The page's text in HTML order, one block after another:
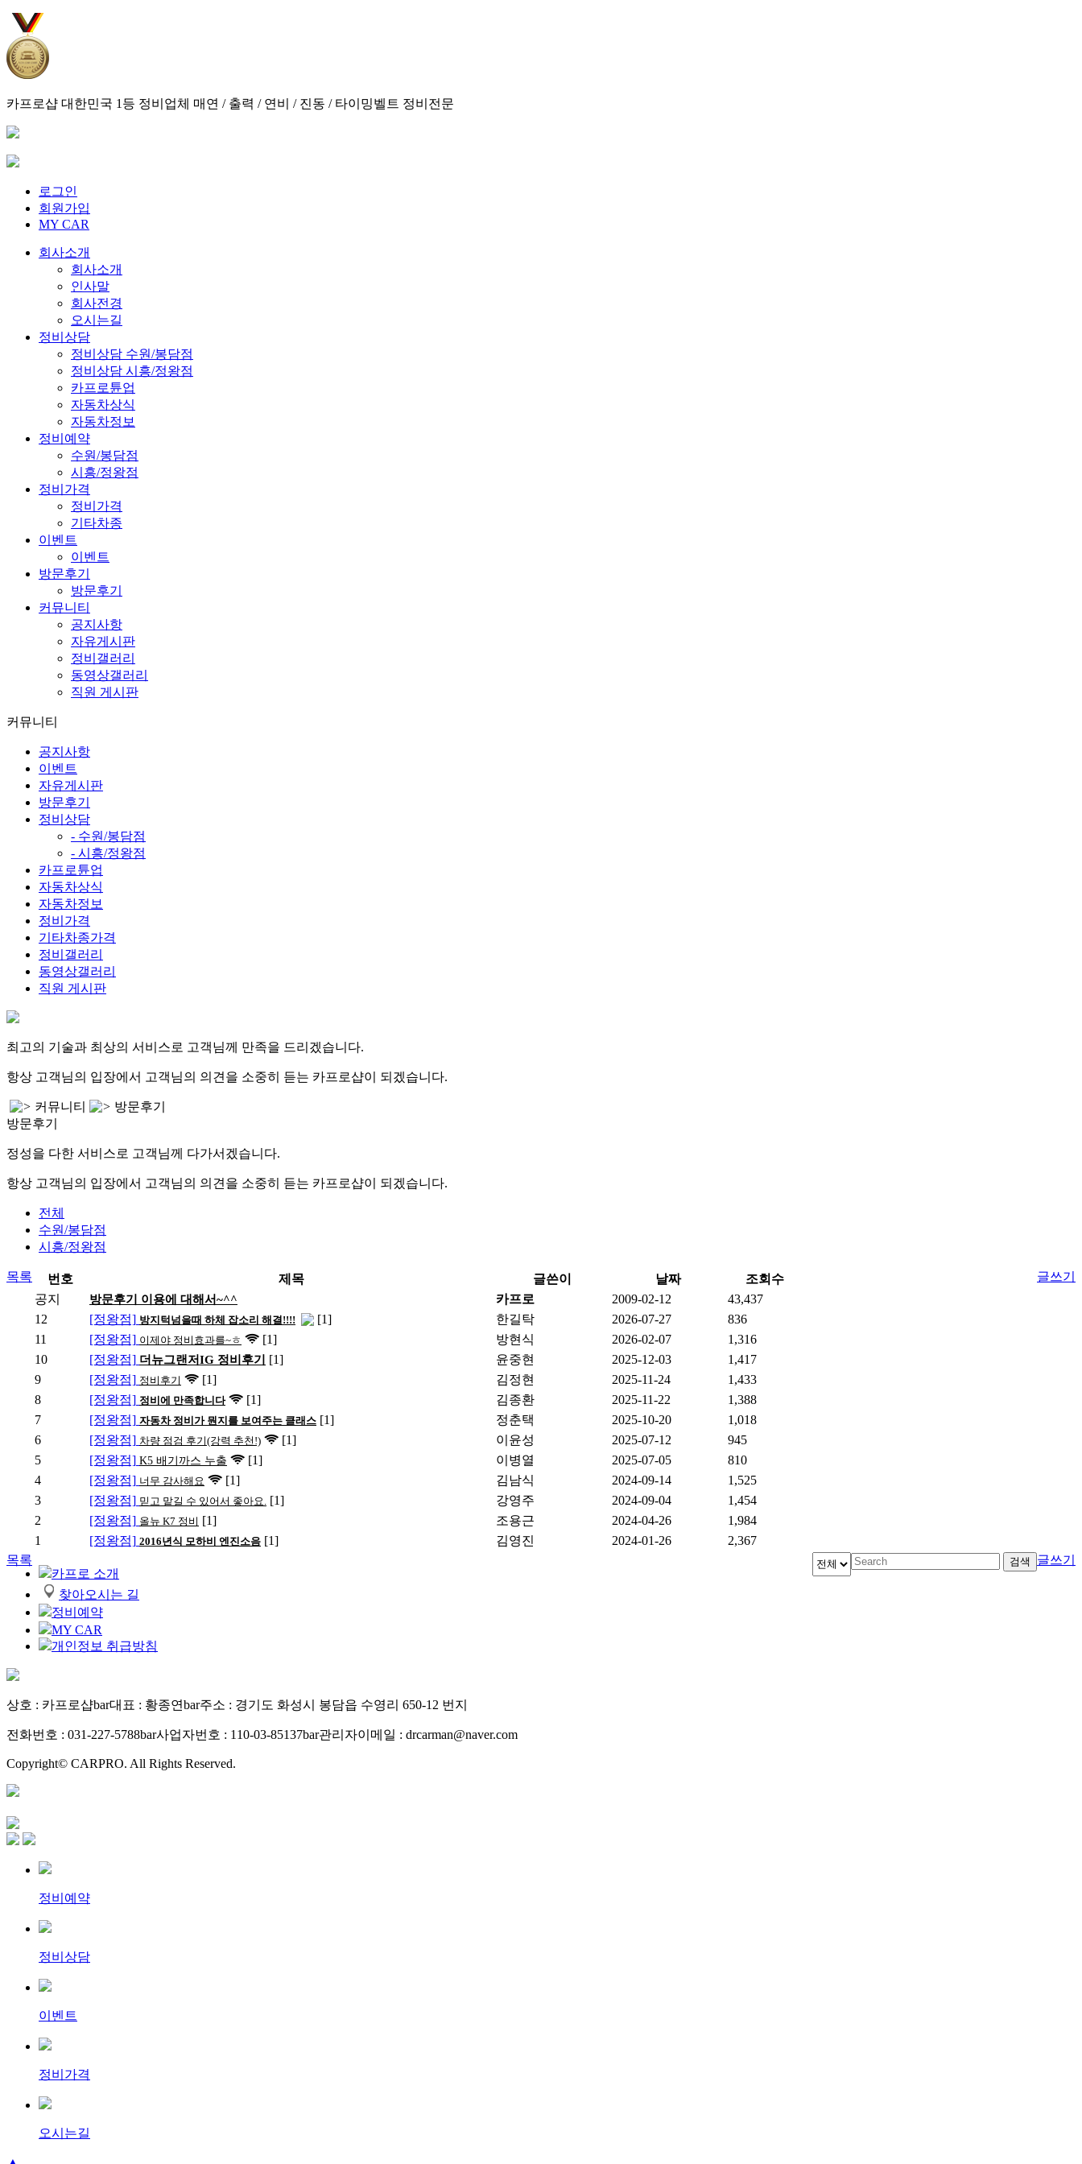
카프로샵 대한민국 1등 정비업체 매연 / 출력 / 연비 / 진동 / 타이밍벨트 정비전문
로그인
회원가입
MY CAR
회사소개
회사소개
인사말
회사전경
오시는길
정비상담
정비상담 수원/봉담점
정비상담 시흥/정왕점
카프로튠업
자동차상식
자동차정보
정비예약
수원/봉담점
시흥/정왕점
정비가격
정비가격
기타차종
이벤트
이벤트
방문후기
방문후기
커뮤니티
공지사항
자유게시판
정비갤러리
동영상갤러리
직원 게시판
커뮤니티
공지사항
이벤트
자유게시판
방문후기
정비상담
- 수원/봉담점
- 시흥/정왕점
카프로튠업
자동차상식
자동차정보
정비가격
기타차종가격
정비갤러리
동영상갤러리
직원 게시판
최고의 기술과 최상의 서비스로 고객님께 만족을 드리겠습니다.
항상 고객님의 입장에서 고객님의 의견을 소중히 듣는 카프로샵이 되겠습니다.
커뮤니티
방문후기
방문후기
정성을 다한 서비스로 고객님께 다가서겠습니다.
항상 고객님의 입장에서 고객님의 의견을 소중히 듣는 카프로샵이 되겠습니다.
전체
수원/봉담점
시흥/정왕점
목록 글쓰기
번호 제목 글쓴이 날짜
조회수
공지
방문후기 이용에 대해서~^^ 카프로 2009-02-12
43,437
12
[정왕점] 방지턱넘을때 하체 잡소리 해결!!!! [1] 한길탁 2026-07-27
836
11
[정왕점] 이제야 정비효과를~ㅎ [1] 방현식 2026-02-07
1,316
10
[정왕점] 더뉴그랜저IG 정비후기 [1] 윤중현 2025-12-03
1,417
9
[정왕점] 정비후기 [1] 김정현 2025-11-24
1,433
8
[정왕점] 정비에 만족합니다 [1] 김종환 2025-11-22
1,388
7
[정왕점] 자동차 정비가 뭔지를 보여주는 클래스 [1] 정춘택 2025-10-20
1,018
6
[정왕점] 차량 점검 후기(강력 추천!) [1] 이윤성 2025-07-12
945
5
[정왕점] K5 배기까스 누출 [1] 이병열 2025-07-05
810
4
[정왕점] 너무 감사해요 [1] 김남식 2024-09-14
1,525
3
[정왕점] 믿고 맡길 수 있어서 좋아요. [1] 강영주 2024-09-04
1,454
2
[정왕점] 올뉴 K7 정비 [1] 조용근 2024-04-26
1,984
1
[정왕점] 2016년식 모하비 엔진소음 [1] 김영진 2024-01-26
2,367
목록
글쓰기
검색
카프로 소개
찾아오시는 길
정비예약
MY CAR
개인정보 취급방침
상호 : 카프로샵bar대표 : 황종연bar주소 : 경기도 화성시 봉담읍 수영리 650-12 번지
전화번호 : 031-227-5788bar사업자번호 : 110-03-85137bar관리자이메일 : drcarman@naver.com
Copyright© CARPRO. All Rights Reserved.
정비예약
정비상담
이벤트
정비가격
오시는길